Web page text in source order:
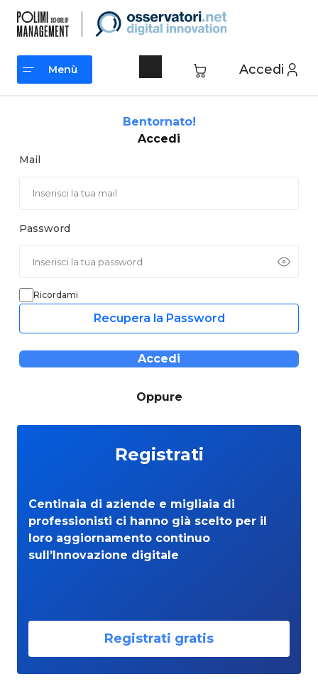
contenuto
Accedi
Menù
Bentornato!
Accedi
Mail
Password
Ricordami
Recupera la Password
Accedi
Oppure
Registrati
Centinaia di aziende e migliaia di
professionisti ci hanno già scelto per il
loro aggiornamento continuo
sull’Innovazione digitale
Registrati gratis